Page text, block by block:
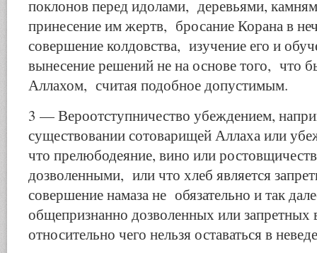
поклонов перед идолами, деревьями,
принесение им жертв, бросание Корана в
совершение колдовства, изучение его и
вынесение решений не на основе того, что
Аллахом, считая подобное допустимым.
3 — Вероотступничество убеждением,
существовании сотоварищей Аллаха или
что прелюбодеяние, вино или
дозволенными, или что хлеб является
совершение намаза не обязательно и так
общепризнанно дозволенных или запретных
относительно чего нельзя оставаться в